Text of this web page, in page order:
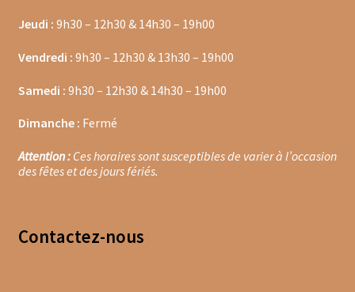
Sels
Moulins à sel
Gimber
Jeudi : 9h30 – 12h30 & 14h30 – 19h00
Vendredi : 9h30 – 12h30 & 13h30 – 19h00
Samedi : 9h30 – 12h30 & 14h30 – 19h00
Dimanche : Fermé
Attention :Ces horaires sont susceptibles de varier à l’occasion
des fêtes et des jours fériés.
Contactez-nous